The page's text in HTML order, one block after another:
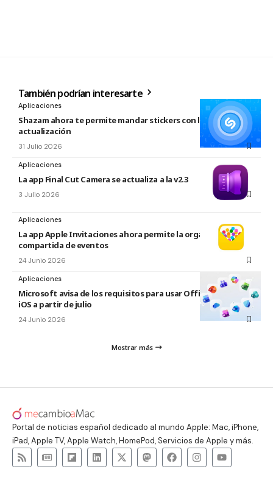
También podrían interesarte
Aplicaciones
Shazam ahora te permite mandar stickers con la nueva
actualización
31 Julio 2026
Aplicaciones
La app Final Cut Camera se actualiza a la v2.3
3 Julio 2026
Aplicaciones
La app Apple Invitaciones ahora permite la organización
compartida de eventos
24 Junio 2026
Aplicaciones
Microsoft avisa de los requisitos para usar Office en macOS y
iOS a partir de julio
24 Junio 2026
Mostrar más
Portal de noticias español dedicado al mundo Apple: Mac, iPhone,
iPad, Apple TV, Apple Watch, HomePod, Servicios de Apple y más.